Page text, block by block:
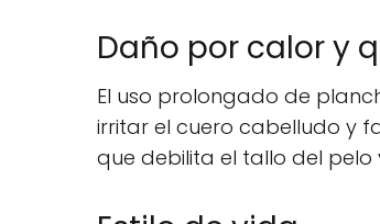
Daño por calor y
El uso prolongado de
irritar el cuero cabelludo y
que debilita el tallo del